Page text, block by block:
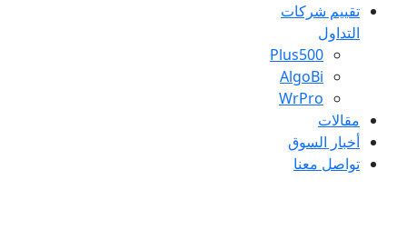
تقييم شركات
التداول
Plus500
AlgoBi
WrPro
مقالات
أخبار السوق
تواصل معنا